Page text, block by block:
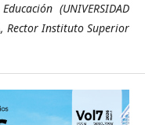
(UNIVERSIDAD
Rector Instituto Superior